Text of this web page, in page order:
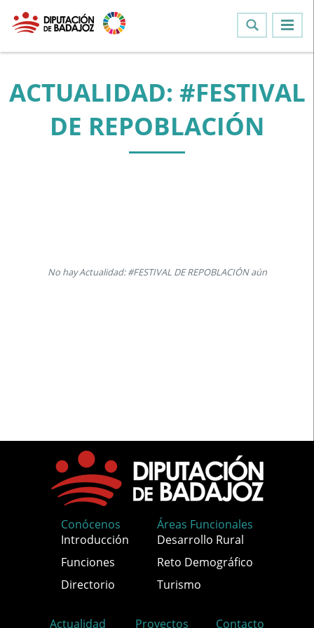
ACTUALIDAD: #FESTIVAL
DE REPOBLACIÓN
No hay Actualidad: #FESTIVAL DE REPOBLACIÓN aún
Conócenos
Introducción
Funciones
Directorio
Áreas Funcionales
Desarrollo Rural
Reto Demográfico
Turismo
Actualidad Proyectos Contacto